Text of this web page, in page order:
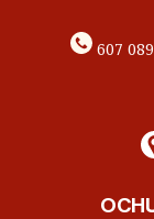
607